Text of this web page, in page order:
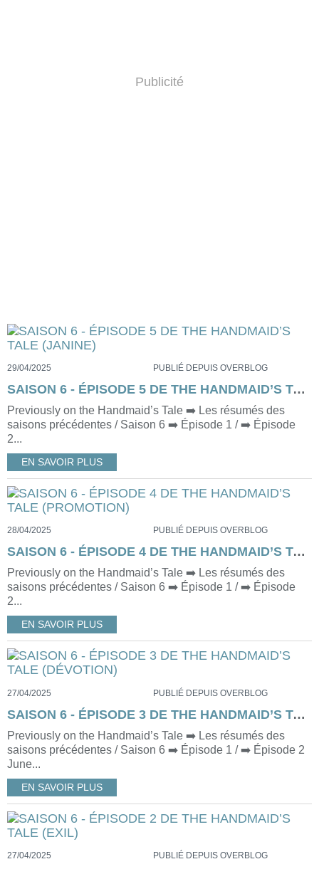
Publicité
29/04/2025 PUBLIÉ DEPUIS OVERBLOG
SAISON 6 - ÉPISODE 5 DE THE HANDMAID’S TALE (JANINE)
Previously on the Handmaid’s Tale ➡️ Les résumés des
saisons précédentes / Saison 6 ➡️ Épisode 1 / ➡️ Épisode
2...
EN SAVOIR PLUS
28/04/2025 PUBLIÉ DEPUIS OVERBLOG
SAISON 6 - ÉPISODE 4 DE THE HANDMAID’S TALE (PROMOTION)
Previously on the Handmaid’s Tale ➡️ Les résumés des
saisons précédentes / Saison 6 ➡️ Épisode 1 / ➡️ Épisode
2...
EN SAVOIR PLUS
27/04/2025 PUBLIÉ DEPUIS OVERBLOG
SAISON 6 - ÉPISODE 3 DE THE HANDMAID’S TALE (DÉVOTION)
Previously on the Handmaid’s Tale ➡️ Les résumés des
saisons précédentes / Saison 6 ➡️ Épisode 1 / ➡️ Épisode 2
June...
EN SAVOIR PLUS
27/04/2025 PUBLIÉ DEPUIS OVERBLOG